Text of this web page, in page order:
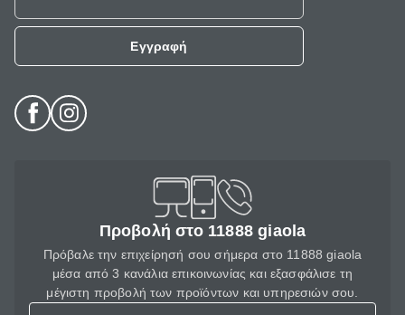
Εγγραφή
Προβολή στο 11888 giaola
Πρόβαλε την επιχείρησή σου σήμερα στο 11888 giaola
μέσα από 3 κανάλια επικοινωνίας και εξασφάλισε τη
μέγιστη προβολή των προϊόντων και υπηρεσιών σου.